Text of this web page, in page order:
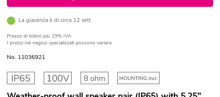
La giacenza è di circa 12 sett.
Prezzo di listino più 19% IVA
I prezzi nei negozi specializzati possono variare.
No. 11036921